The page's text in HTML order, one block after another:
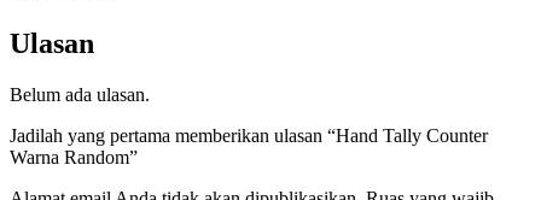
Ulasan
Belum ada ulasan.
Jadilah yang pertama memberikan ulasan “Hand Tally Counter
Warna Random”